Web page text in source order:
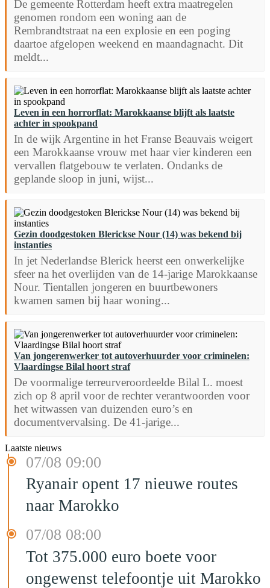
De gemeente Rotterdam heeft extra maatregelen
genomen rondom een woning aan de
Rembrandtstraat na een explosie en een poging
daartoe afgelopen weekend en maandagnacht. Dit
meldt...
Leven in een horrorflat: Marokkaanse blijft als laatste
achter in spookpand
In de wijk Argentine in het Franse Beauvais weigert
een Marokkaanse vrouw met haar vier kinderen een
vervallen flatgebouw te verlaten. Ondanks de
geplande sloop in juni, wijst...
Gezin doodgestoken Blerickse Nour (14) was bekend bij
instanties
In jet Nederlandse Blerick heerst een onwerkelijke
sfeer na het overlijden van de 14-jarige Marokkaanse
Nour. Tientallen jongeren en buurtbewoners
kwamen samen bij haar woning...
Van jongerenwerker tot autoverhuurder voor criminelen:
Vlaardingse Bilal hoort straf
De voormalige terreurveroordeelde Bilal L. moest
zich op 8 april voor de rechter verantwoorden voor
het witwassen van duizenden euro’s en
documentvervalsing. De 41-jarige...
Laatste nieuws
07/08 09:00
Ryanair opent 17 nieuwe routes
naar Marokko
07/08 08:00
Tot 375.000 euro boete voor
ongewenst telefoontje uit Marokko